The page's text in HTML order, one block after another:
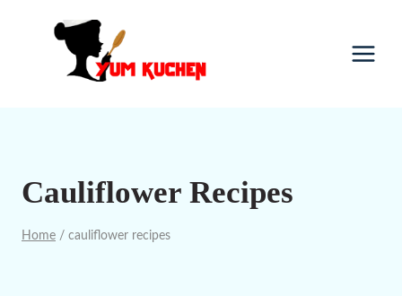
Cauliflower Recipes
Home / cauliflower recipes